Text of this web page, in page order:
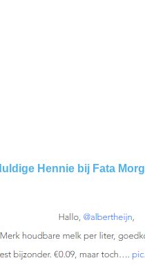
Hennie bij Fata